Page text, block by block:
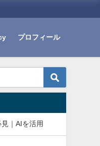
プロフィール
｜AIを活用